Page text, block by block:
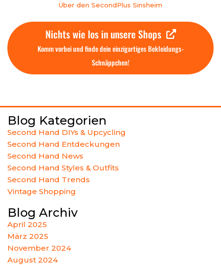
Über den SecondPlus Sinsheim
Nichts wie los in unsere Shops
Komm vorbei und finde dein einzigartiges Bekleidungs-
Schnäppchen!
Blog Kategorien
Second Hand DIYs & Upcycling
Second Hand Entdeckungen
Second Hand News
Second Hand Styles & Outfits
Second Hand Trends
Vintage Shopping
Blog Archiv
April 2025
März 2025
November 2024
August 2024